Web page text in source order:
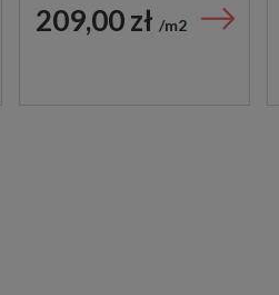
209,00 zł m2